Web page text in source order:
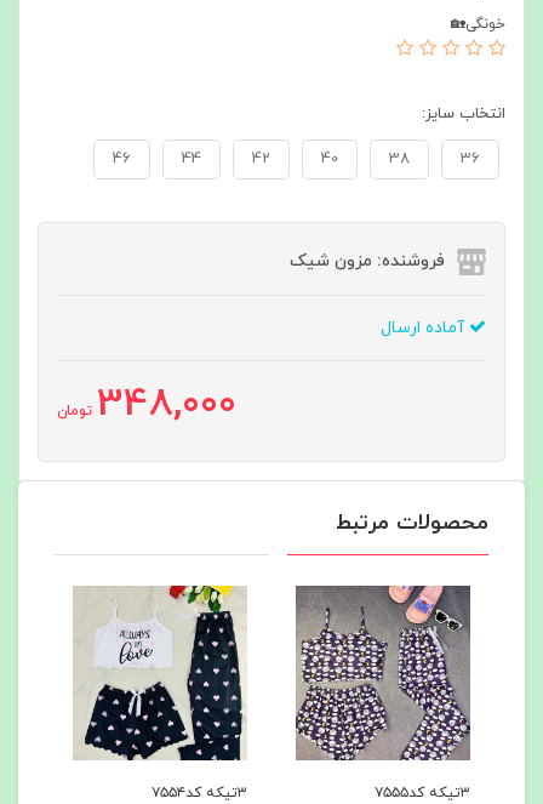
خونگی🏡
انتخاب سایز:
36
38
40
42
44
46
فروشنده: مزون شیک
آماده ارسال
348,000 تومان
محصولات مرتبط
۳تیکه کد۷۵۵۵ ۳تیکه کد۷۵۵۴